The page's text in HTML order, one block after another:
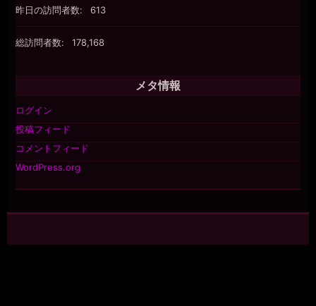
昨日の訪問者数: 613
総訪問者数: 178,168
メタ情報
ログイン
投稿フィード
コメントフィード
WordPress.org